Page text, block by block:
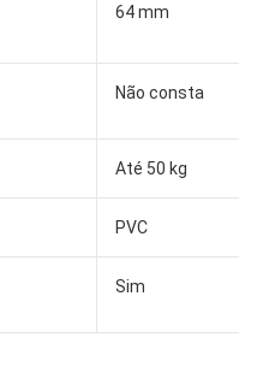
64 mm
Não consta
Até 50 kg
PVC
Sim